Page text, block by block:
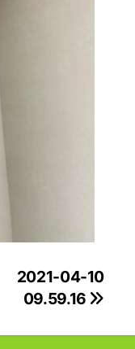
2021-04-10
09.59.16